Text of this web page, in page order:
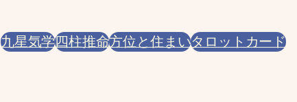
九星気学四柱推命方位と住まいタロットカード